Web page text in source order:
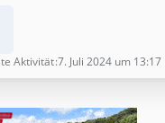
Aktivität 7. Juli 2024 um 13:17